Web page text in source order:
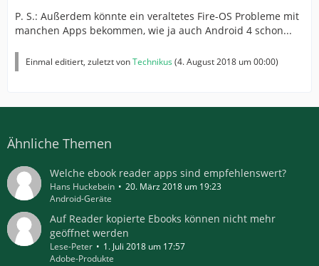
P. S.: Außerdem könnte ein veraltetes Fire-OS Probleme mit
manchen Apps bekommen, wie ja auch Android 4 schon...
Einmal editiert, zuletzt vonTechnikus (4. August 2018 um 00:00)
Ähnliche Themen
Welche ebook reader apps sind empfehlenswert?
Hans Huckebein
20. März 2018 um 19:23
Android-Geräte
Auf Reader kopierte Ebooks können nicht mehr
geöffnet werden
Lese-Peter
1. Juli 2018 um 17:57
Adobe-Produkte